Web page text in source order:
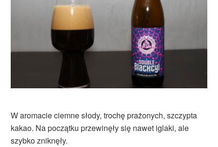
W aromacie ciemne słody, trochę prażonych, szczypta
kakao. Na początku przewinęły się nawet iglaki, ale
szybko zniknęły.